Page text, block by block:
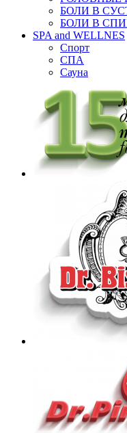
БОЛИ В
БОЛИ В
SPA and WELLNES
Спорт
СПА
Сауна